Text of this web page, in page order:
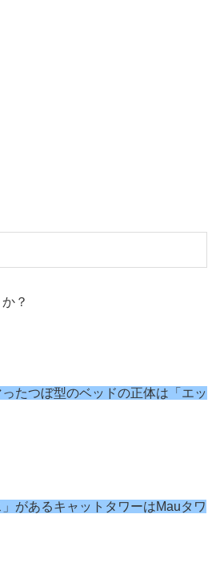
？
たつぼ型のベッドの正体は「エッ
」があるキャットタワーはMauタワ